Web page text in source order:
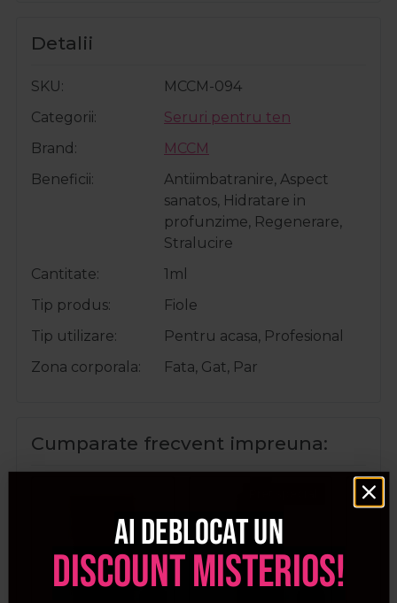
Detalii
SKU
MCCM-094
Categorii
Seruri pentru ten
Brand
MCCM
Beneficii
Antiimbatranire, Aspect
sanatos, Hidratare in
profunzime, Regenerare,
Stralucire
Cantitate
1ml
Tip produs
Fiole
Tip utilizare
Pentru acasa, Profesional
Zona corporala
Fata, Gat, Par
Cumparate frecvent impreuna:
Ai deblocat un
discount misterios!